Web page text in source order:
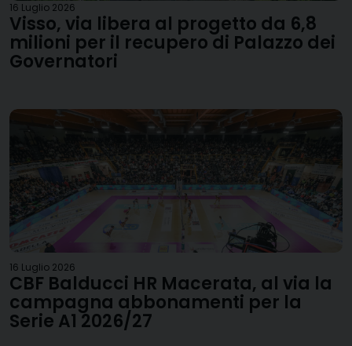
16 Luglio 2026
Visso, via libera al progetto da 6,8
milioni per il recupero di Palazzo dei
Governatori
16 Luglio 2026
CBF Balducci HR Macerata, al via la
campagna abbonamenti per la
Serie A1 2026/27